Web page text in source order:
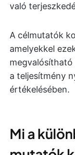
való
A célmutatók
amelyekkel
megvalósítható
a teljesítmény
értékelésében.
Mi a